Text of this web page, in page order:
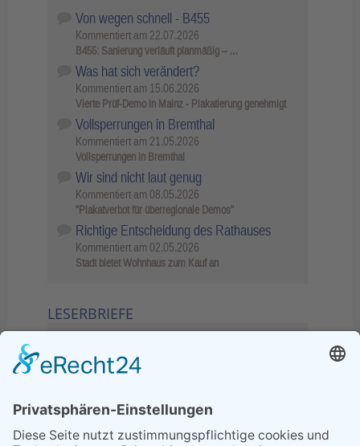
Von wegen schnell - B455
Kommentiert am 22.07.2026
B455: Sanierung verläuft planmäßig – …
Was hat sich verändert?
Kommentiert am 15.06.2026
Vierte Prüf-Demo in Mainz - Plakatierung genehmigt
Vollsperrungen in Bremthal
Kommentiert am 21.05.2026
Vollsperrungen in Bremthal
Wir sind nicht laut genug
Kommentiert am 08.05.2026
"Plakatverbot für überregionale Demos"
Richtige Entscheidung des Rathauses
Kommentiert am 02.05.2026
Stadt bietet Wohnhaus zum Kauf an
LESERBRIEFE
Sperrung B455: Kleiner
Grenzverkehr statt weite Wege
21.04.2026
Wenn Bahn-Computer nicht
miteinander kommunizieren